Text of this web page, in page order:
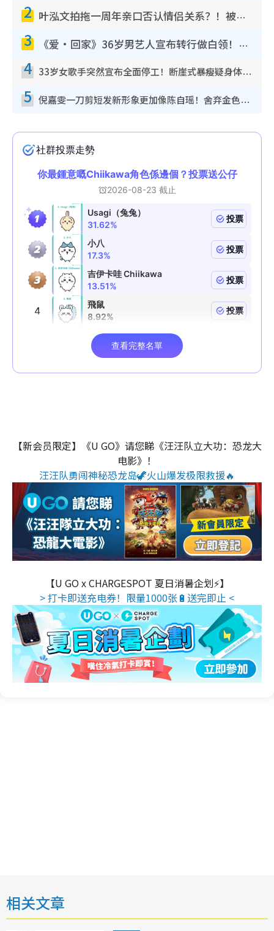
2 叶泓文拍拖一周年亲口否认情侣关系？！被质疑感情造假竟称GM“普通同事”
3 《爱·回家》36岁男艺人宣布转行做白领！卸下艺人身份回归素人平淡生活
4 33岁女歌手突然宣布全面停工！断崖式暴瘦疑身体亮红灯！声明曝：将暂时淡出
5 倪嘉雯一刀剪短发新形象更加像陈自瑶！舍弃金色长发造型气质大变超惊喜
【新会员限定】《U GO》请您睇《汪汪队立大功：恐龙大
电影》！
汪汪队勇闯神秘恐龙岛🦖火山爆发极限救援🔥
【U GO x CHARGESPOT 夏日消暑企划⚡】
> 打卡即送充电券！限量1000张🔋送完即止 <
相关文章